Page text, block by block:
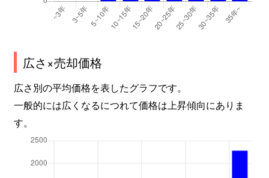
広さ×売却価格
広さ別の平均価格を表したグラフです。
一般的には広くなるにつれて価格は上昇傾向にありま
す。